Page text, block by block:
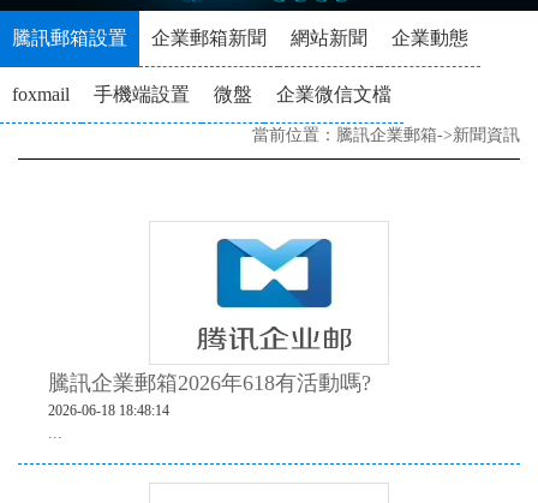
騰訊郵箱設置 企業郵箱新聞 網站新聞 企業動態
foxmail 手機端設置 微盤 企業微信文檔
當前位置： 騰訊企業郵箱->新聞資訊
騰訊企業郵箱2026年618有活動嗎?
2026-06-18 18:48:14
...